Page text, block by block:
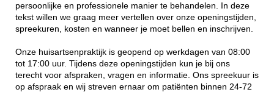
persoonlijke en professionele manier te behandelen. In deze
tekst willen we graag meer vertellen over onze openingstijden,
spreekuren, kosten en wanneer je moet bellen en inschrijven.
Onze huisartsenpraktijk is geopend op werkdagen van 08:00
tot 17:00 uur. Tijdens deze openingstijden kun je bij ons
terecht voor afspraken, vragen en informatie. Ons spreekuur is
op afspraak en wij streven ernaar om patiënten binnen 24-72